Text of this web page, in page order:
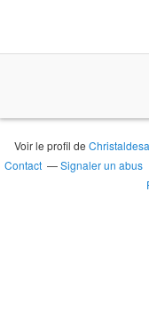
Voir le profil de
Contact
Signaler un abus